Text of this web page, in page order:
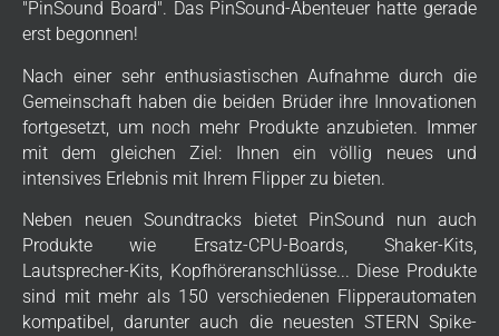
"PinSound Board". Das PinSound-Abenteuer hatte gerade
erst begonnen!
Nach einer sehr enthusiastischen Aufnahme durch die
Gemeinschaft haben die beiden Brüder ihre Innovationen
fortgesetzt, um noch mehr Produkte anzubieten. Immer
mit dem gleichen Ziel: Ihnen ein völlig neues und
intensives Erlebnis mit Ihrem Flipper zu bieten.
Neben neuen Soundtracks bietet PinSound nun auch
Produkte wie Ersatz-CPU-Boards, Shaker-Kits,
Lautsprecher-Kits, Kopfhöreranschlüsse... Diese Produkte
sind mit mehr als 150 verschiedenen Flipperautomaten
kompatibel, darunter auch die neuesten STERN Spike-